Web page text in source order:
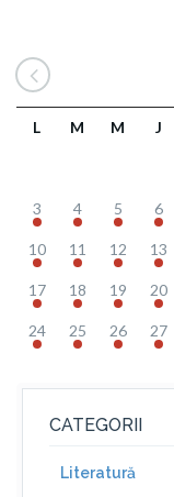
L M M J
3 4 5 6
10 11 12 13
17 18 19 20
24 25 26 27
CATEGORII
Literatură